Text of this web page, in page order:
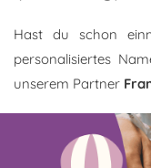
Hast du schon
personalisiertes
unserem Partner